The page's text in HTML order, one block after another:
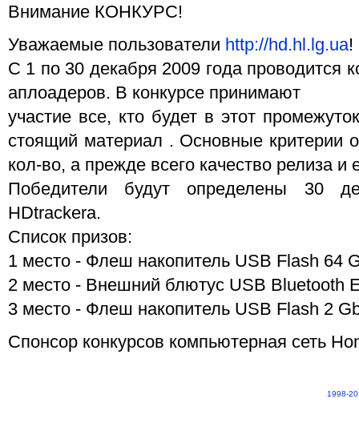
Внимание КОНКУРС!
Уважаемые пользователи http://hd.hl.lg.ua!
С 1 по 30 декабря 2009 года проводится
аплоадеров. В конкурсе принимают
участие все, кто будет в этот
стоящий материал . Основные критерии
кол-во, а прежде всего качество релиза
Победители будут определены 30
HDtrackera.
Список призов:
1 место - Флеш накопитель USB Flash 64
2 место - Внешний блютус USB Bluetooth
3 место - Флеш накопитель USB Flash 2
Спонсор конкурсов компьютерная сеть
1998-